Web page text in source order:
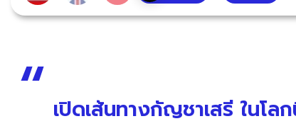
เปิดเส้นทางกัญชาเสรี ในโ